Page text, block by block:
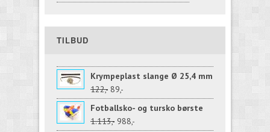
TILBUD
Krympeplast slange Ø 25,4 mm
122,- 89,-
Fotballsko- og tursko børste
1.113,- 988,-